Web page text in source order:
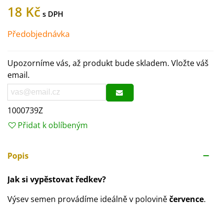
18 Kč
Předobjednávka
Upozorníme vás, až produkt bude skladem. Vložte váš
email.
1000739Z
Přidat k oblíbeným
Popis
Jak si vypěstovat ředkev?
Výsev semen provádíme ideálně v poloviněčervence.